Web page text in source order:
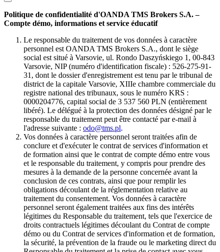
Politique de confidentialité d'OANDA TMS Brokers S.A. –
Compte démo, informations et service éducatif
Le responsable du traitement de vos données à caractère
personnel est OANDA TMS Brokers S.A., dont le siège
social est situé à Varsovie, ul. Rondo Daszyńskiego 1, 00-843
Varsovie, NIP (numéro d'identification fiscale) : 526-275-91-
31, dont le dossier d'enregistrement est tenu par le tribunal de
district de la capitale Varsovie, XIIIe chambre commerciale du
registre national des tribunaux, sous le numéro KRS :
0000204776, capital social de 3 537 560 PLN (entièrement
libéré). Le délégué à la protection des données désigné par le
responsable du traitement peut être contacté par e-mail à
l'adresse suivante : odo@tms.pl.
Vos données à caractère personnel seront traitées afin de
conclure et d'exécuter le contrat de services d'information et
de formation ainsi que le contrat de compte démo entre vous
et le responsable du traitement, y compris pour prendre des
mesures à la demande de la personne concernée avant la
conclusion de ces contrats, ainsi que pour remplir les
obligations découlant de la réglementation relative au
traitement du consentement. Vos données à caractère
personnel seront également traitées aux fins des intérêts
légitimes du Responsable du traitement, tels que l'exercice de
droits contractuels légitimes découlant du Contrat de compte
démo ou du Contrat de services d'information et de formation,
la sécurité, la prévention de la fraude ou le marketing direct du